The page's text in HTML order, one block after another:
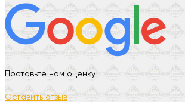
Поставьте нам оценку
Оставить отзыв